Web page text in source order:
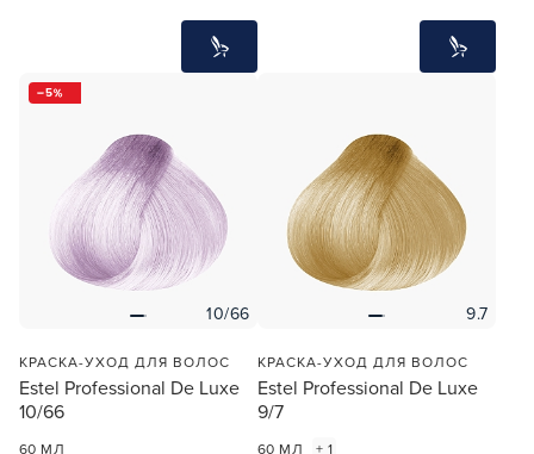
5
10/66
КРАСКА-УХОД ДЛЯ ВОЛОС
Estel Professional De Luxe
10/66
60 МЛ
9.7
КРАСКА-УХОД ДЛЯ ВОЛОС
Estel Professional De Luxe
9/7
60 МЛ + 1